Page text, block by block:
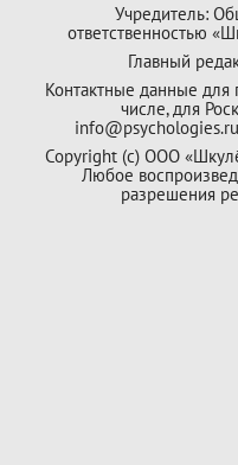
Учредитель:
ответственностью
Главный
Контактные данные для
числе, для
Copyright (с) ООО
Любое
разрешения